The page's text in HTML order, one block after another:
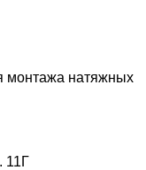
монтажа натяжных
11Г